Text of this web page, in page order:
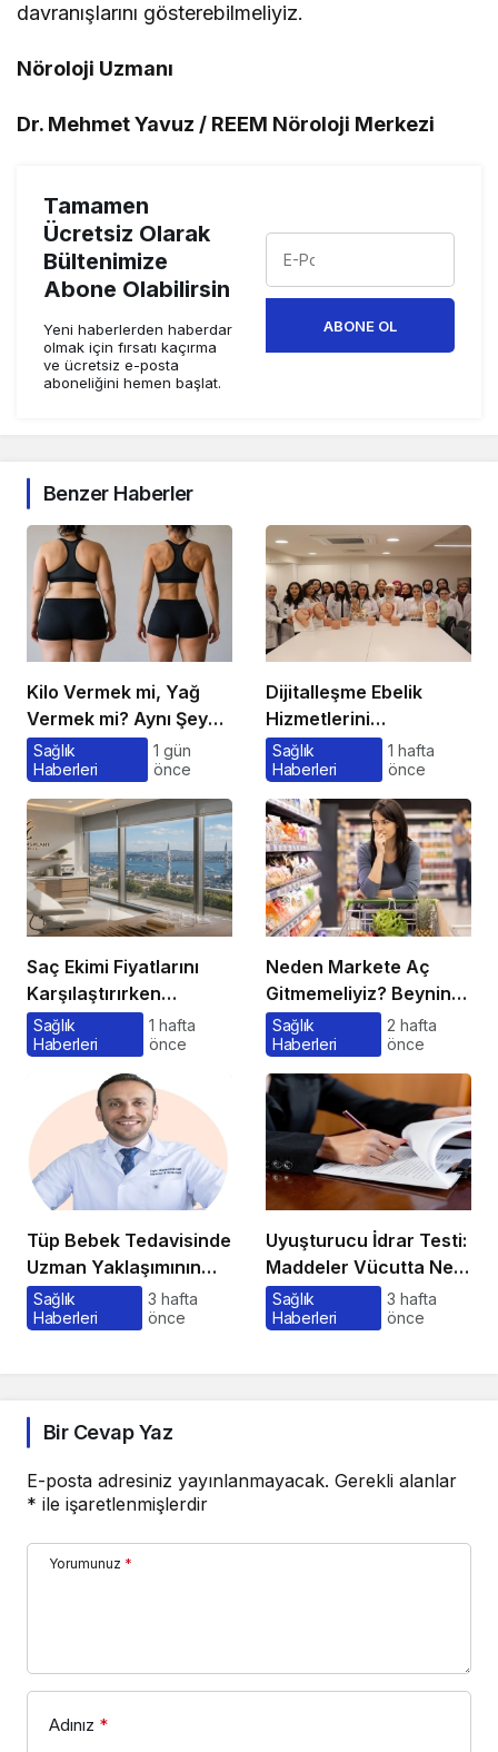
davranışlarını gösterebilmeliyiz.
Nöroloji Uzmanı
Dr. Mehmet Yavuz / REEM Nöroloji Merkezi
Tamamen
Ücretsiz Olarak
Bültenimize
Abone Olabilirsin
Yeni haberlerden haberdar
olmak için fırsatı kaçırma
ve ücretsiz e-posta
aboneliğini hemen başlat.
ABONE OL
Benzer Haberler
Kilo Vermek mi, Yağ
Vermek mi? Aynı Şey
Sanıyoruz Ama Değil!
Sağlık
Haberleri
1 gün
önce
Dijitalleşme Ebelik
Hizmetlerini
Dönüştürüyor
Sağlık
Haberleri
1 hafta
önce
Saç Ekimi Fiyatlarını
Karşılaştırırken
Gözden Kaçan
Maliyetler
Sağlık
Haberleri
1 hafta
önce
Neden Markete Aç
Gitmemeliyiz? Beynin
Satın Alma Psikolojisi
Sağlık
Haberleri
2 hafta
önce
Tüp Bebek Tedavisinde
Uzman Yaklaşımının
Önemi ve Bilinmesi
Gerekenler
Sağlık
Haberleri
3 hafta
önce
Uyuşturucu İdrar Testi:
Maddeler Vücutta Ne
Kadar Kalır, Süreç
Nasıl İşler?
Sağlık
Haberleri
3 hafta
önce
Bir Cevap Yaz
E-posta adresiniz yayınlanmayacak. Gerekli alanlar
* ile işaretlenmişlerdir
Yorumunuz *
Adınız *